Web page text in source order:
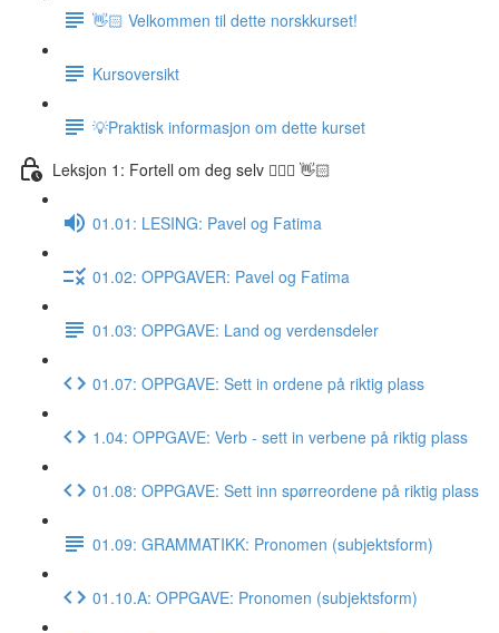
👋🏻 Velkommen til dette norskkurset!
Kursoversikt
💡Praktisk informasjon om dette kurset
Leksjon 1: Fortell om deg selv 🙋🏽‍♀️ 👋🏻
01.01: LESING: Pavel og Fatima
01.02: OPPGAVER: Pavel og Fatima
01.03: OPPGAVE: Land og verdensdeler
01.07: OPPGAVE: Sett in ordene på riktig plass
1.04: OPPGAVE: Verb - sett in verbene på riktig plass
01.08: OPPGAVE: Sett inn spørreordene på riktig plass
01.09: GRAMMATIKK: Pronomen (subjektsform)
01.10.A: OPPGAVE: Pronomen (subjektsform)